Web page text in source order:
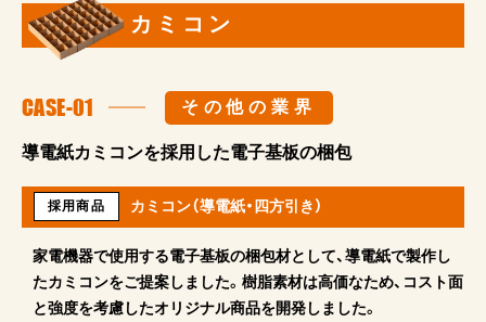
カミコン
CASE-01 その他の業界
導電紙カミコンを採用した電子基板の梱包
採用商品 カミコン（導電紙・四方引き）
家電機器で使用する電子基板の梱包材として、導電紙で製作し
たカミコンをご提案しました。樹脂素材は高価なため、コスト面
と強度を考慮したオリジナル商品を開発しました。